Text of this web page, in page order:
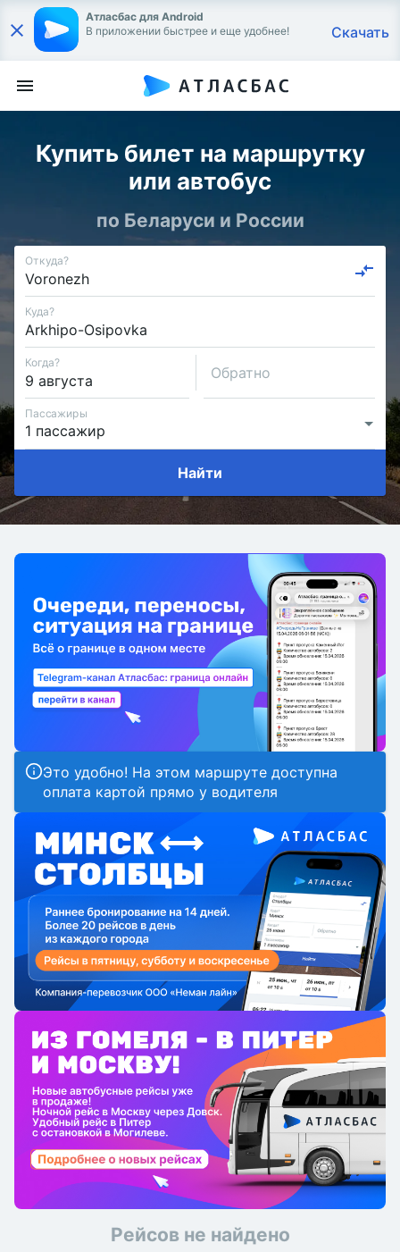
Атласбас для Android
В приложении быстрее и еще удобнее!
Скачать
Купить билет на маршрутку
или автобус
по Беларуси и России
Откуда?
Куда?
Когда?
Обратно
Пассажиры
Найти
Это удобно! На этом маршруте доступна
оплата картой прямо у водителя
Рейсов не найдено